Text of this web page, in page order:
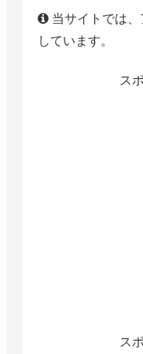
当サイトでは
しています。
ス
ス